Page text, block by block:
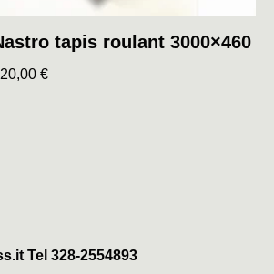
tapis roulant 3000×460
€
Tel 328-2554893